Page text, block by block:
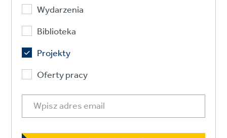
Wydarzenia
Biblioteka
Projekty
Oferty pracy